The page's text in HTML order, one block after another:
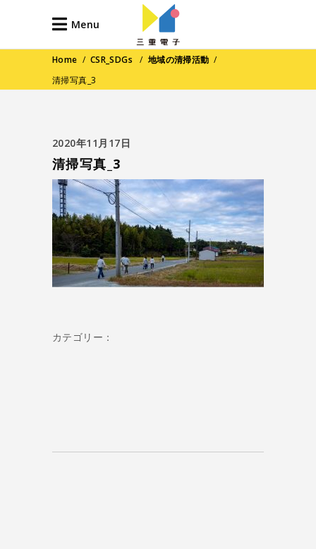
Menu
Home / CSR_SDGs / 地域の清掃活動 /
清掃写真_3
2020年11月17日
清掃写真_3
カテゴリー：